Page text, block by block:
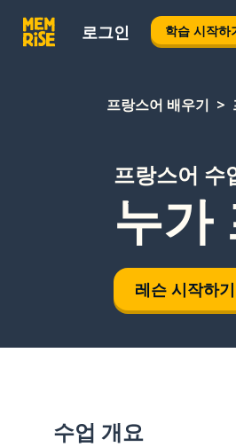
로그인 학습 시작하
프랑스어 배우기
프랑스어 수
누가
레슨 시작하기
수업 개요